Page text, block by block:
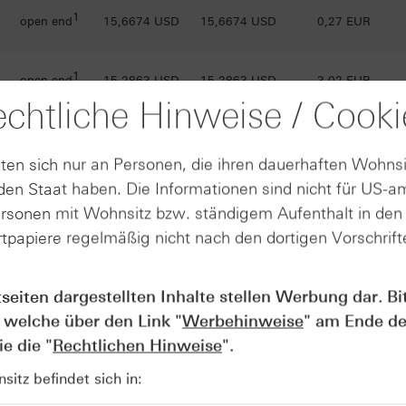
open end1 15,6674 USD 15,6674 USD 0,27 EUR
open end1 15,2863 USD 15,2863 USD 3,02 EUR
open end 1 14,5603 USD 14,5603 USD 3,65 EUR
open end 1 13,8663 USD 13,8663 USD 4,26 EUR
open end1 13,525 USD
Hinweise /
sich nur an Personen, die ihren dauerhaften
Staat haben. Die Informationen sind nicht für US-
mit Wohnsitz bzw. ständigem Aufenthalt in
regelmäßig nicht nach den dortigen
dargestellten Inhalte stellen Werbung dar.
über den Link "Werbehinweise" am Ende
die "Rechtlichen Hinweise".
befindet sich in: